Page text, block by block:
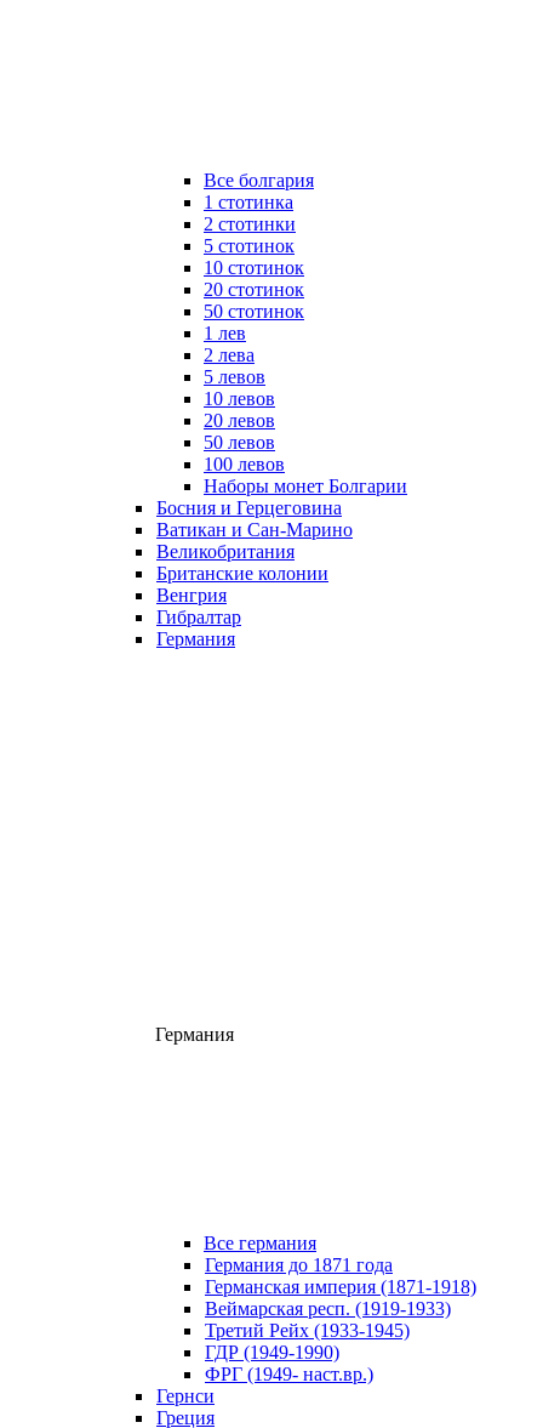
Все болгария
1 стотинка
2 стотинки
5 стотинок
10 стотинок
20 стотинок
50 стотинок
1 лев
2 лева
5 левов
10 левов
20 левов
50 левов
100 левов
Наборы монет Болгарии
Босния и Герцеговина
Ватикан и Сан-Марино
Великобритания
Британские колонии
Венгрия
Гибралтар
Германия
Германия
Все германия
Германия до 1871 года
Германская империя (1871-1918)
Веймарская респ. (1919-1933)
Третий Рейх (1933-1945)
ГДР (1949-1990)
ФРГ (1949- наст.вр.)
Гернси
Греция